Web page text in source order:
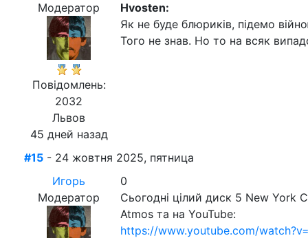
Модератор
Повідомлень:
2032
Львов
45 дней назад
Hvosten:
Як не буде блюриків, підемо
Того не знав. Но то на всяк
#15 - 24 жовтня 2025, пятница
Игорь
Модератор
0
Сьогодні цілий диск 5 New York
Atmos та на YouTube:
https://www.youtube.com/